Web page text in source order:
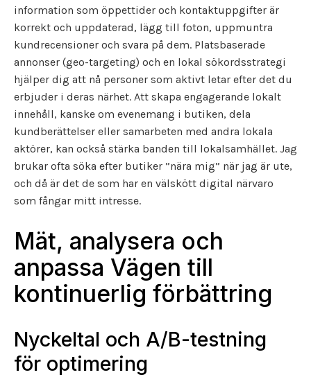
information som öppettider och kontaktuppgifter är
korrekt och uppdaterad, lägg till foton, uppmuntra
kundrecensioner och svara på dem. Platsbaserade
annonser (geo-targeting) och en lokal sökordsstrategi
hjälper dig att nå personer som aktivt letar efter det du
erbjuder i deras närhet. Att skapa engagerande lokalt
innehåll, kanske om evenemang i butiken, dela
kundberättelser eller samarbeten med andra lokala
aktörer, kan också stärka banden till lokalsamhället. Jag
brukar ofta söka efter butiker ”nära mig” när jag är ute,
och då är det de som har en välskött digital närvaro
som fångar mitt intresse.
Mät, analysera och
anpassa Vägen till
kontinuerlig förbättring
Nyckeltal och A/B-testning
för optimering